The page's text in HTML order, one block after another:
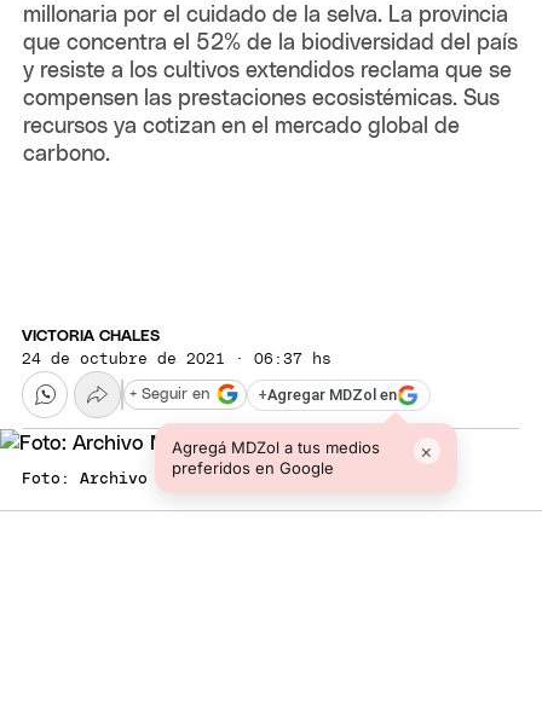
millonaria por el cuidado de la selva. La provincia
que concentra el 52% de la biodiversidad del país
y resiste a los cultivos extendidos reclama que se
compensen las prestaciones ecosistémicas. Sus
recursos ya cotizan en el mercado global de
carbono.
VICTORIA CHALES
24 de octubre de 2021 · 06:37 hs
+Agregar MDZol en
Agregá MDZol a tus medios
preferidos en Google
×
+ Seguir en
Foto: Archivo MDZ